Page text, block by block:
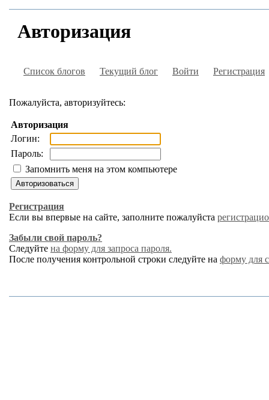
Авторизация
Список блогов Текущий блог Войти Регистрация
Пожалуйста, авторизуйтесь:
Авторизация
Логин:
Пароль:
Запомнить меня на этом компьютере
Регистрация
Если вы впервые на сайте, заполните пожалуйста
Забыли свой пароль?
Следуйте на форму для запроса пароля.
После получения контрольной строки следуйте на форму для